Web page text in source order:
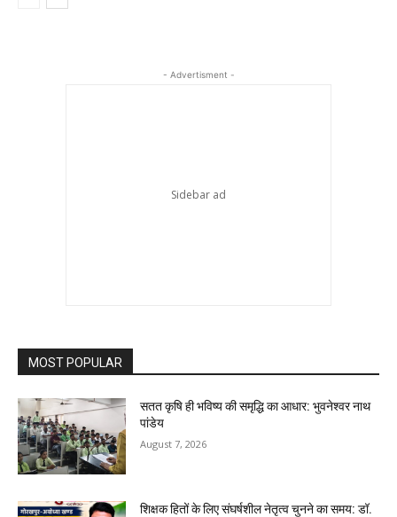
- Advertisment -
MOST POPULAR
सतत कृषि ही भविष्य की समृद्धि का आधार: भुवनेश्वर नाथ
पांडेय
August 7, 2026
शिक्षक हितों के लिए संघर्षशील नेतृत्व चुनने का समय: डॉ.